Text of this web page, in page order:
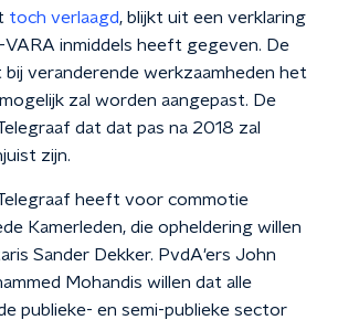
toch verlaagd, b lijkt uit een verklaring
inmiddels heeft gegeven. De
veranderende werkzaamheden het
zal worden aangepast. De
dat dat pas na 2018 zal
zijn.
heeft voor commotie
Kamerleden, die opheldering willen
Sander Dekker. PvdA'ers John
Mohandis willen dat alle
publieke- en semi-publieke sector